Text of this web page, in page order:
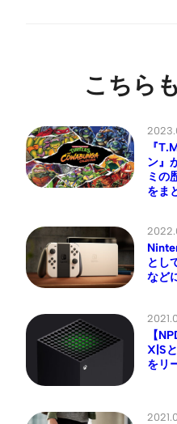
こちら
『
ン』
ミの
をま
とし
など
【
X|S
をリ